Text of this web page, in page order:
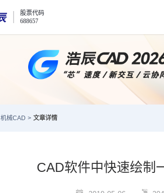
股票代码
688657
机械CAD > 文章详情
CAD软件中快速绘制